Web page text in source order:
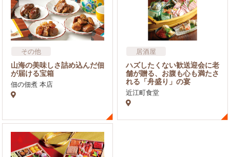
その他
山海の美味しさ詰め込んだ佃
が届ける宝箱
佃の佃煮 本店
居酒屋
和食・寿司（すし）
ハズしたくない歓送迎会に老
舗が贈る、お腹も心も満たさ
れる「舟盛り」の宴
近江町食堂